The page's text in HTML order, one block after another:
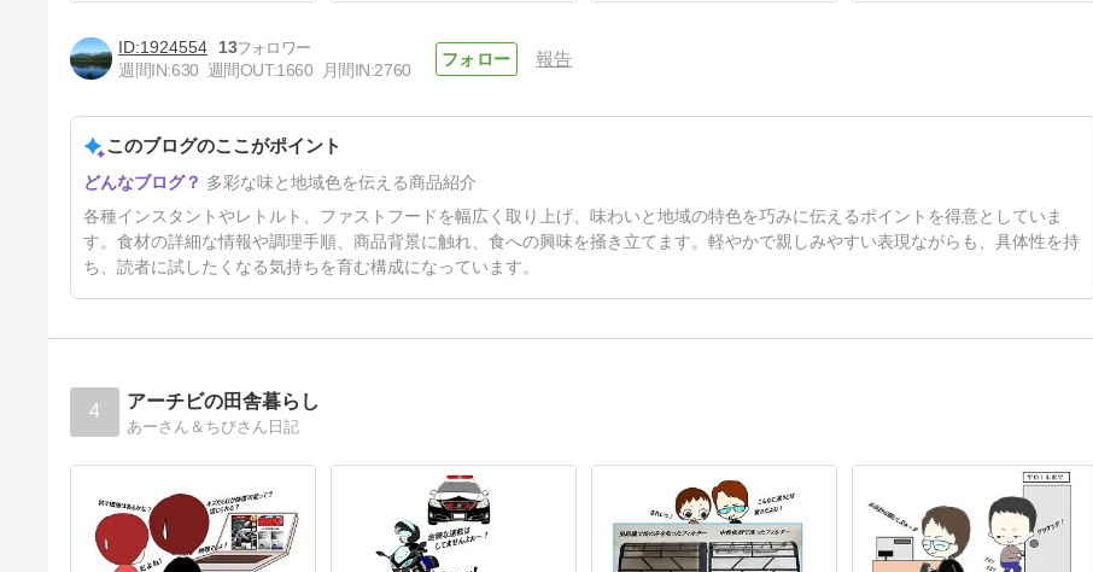
ローソン「ガーリックトマトチ
キンバーガー」ジューシーな鶏
ース｜アレンジ
5日前
1924554
13
週間IN:630 週間OUT:1660 月間IN:2760
報告
このブログのここがポイント
多彩な味と地域色を伝える商品紹介
各種インスタントやレトルト、ファストフードを幅広く取り上げ、味わいと地域の特色を巧みに伝えるポイントを得意としていま
す。食材の詳細な情報や調理手順、商品背景に触れ、食への興味を掻き立てます。軽やかで親しみやすい表現ながらも、具体性を持
ち、読者に試したくなる気持ちを育む構成になっています。
4 アーチビの田舎暮らし
あーさん＆ちびさん日記